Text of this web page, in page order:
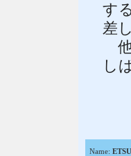
す
差
他
し
Name: